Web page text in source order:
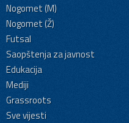
Nogomet (M)
Nogomet (Ž)
Futsal
Saopštenja za javnost
Edukacija
Mediji
Grassroots
Sve vijesti